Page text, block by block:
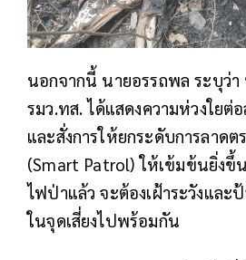
นอกจากนี้ นายอรรถพล ระบุว่
รมว.ทส. ได้แสดงความห่วงใยต่
และสั่งการให้ยกระดับการลาด
(Smart Patrol) ให้เข้มข้นยิ่งขึ้
ไฟป่าแล้ว จะต้องเฝ้าระวังและ
ในจุดเสี่ยงไปพร้อมกัน